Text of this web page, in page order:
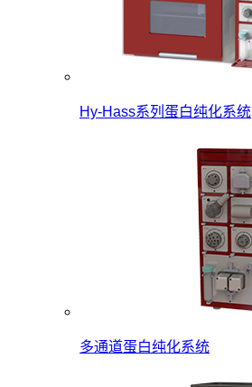
Hy-Hass系列蛋白纯化系统
多通道蛋白纯化系统